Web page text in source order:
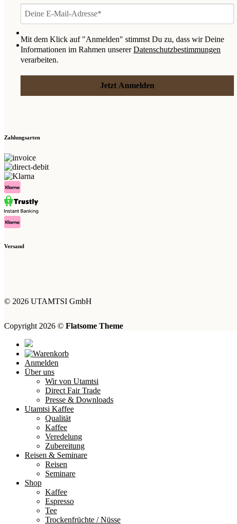
Mit dem Klick auf "Anmelden" stimmst Du zu, dass wir Deine
Informationen im Rahmen unsererDatenschutzbestimmungen
verarbeiten.
Jetzt Anmelden
Zahlungsarten
Versand
© 2026 UTAMTSI GmbH
Copyright 2026 © Flatsome Theme
Anmelden
Über uns
Wir von Utamtsi
Direct Fair Trade
Presse & Downloads
Utamtsi Kaffee
Qualität
Kaffee
Veredelung
Zubereitung
Reisen & Seminare
Reisen
Seminare
Shop
Kaffee
Espresso
Tee
Trockenfrüchte / Nüsse